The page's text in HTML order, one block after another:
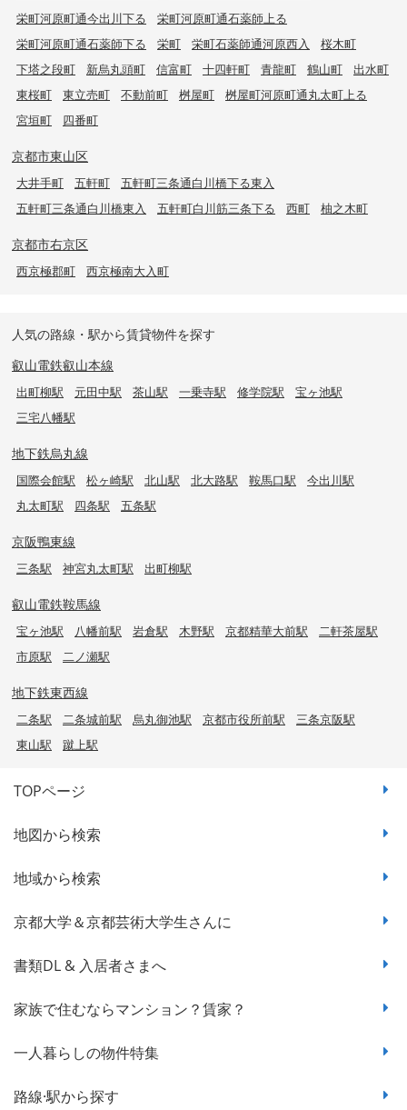
栄町河原町通今出川下る
栄町河原町通石薬師上る
栄町河原町通石薬師下る
栄町 栄町石薬師通河原西入
桜木町
下塔之段町
新烏丸頭町 信富町 十四軒町 青龍町 鶴山町
出水町
東桜町
東立売町 不動前町 桝屋町
桝屋町河原町通丸太町上る
宮垣町
四番町
京都市東山区
大井手町 五軒町
五軒町三条通白川橋下る東入
五軒町三条通白川橋東入
五軒町白川筋三条下る 西町 柚之木町
京都市右京区
西京極郡町 西京極南大入町
人気の路線・駅から賃貸物件を探す
叡山電鉄叡山本線
出町柳駅 元田中駅 茶山駅 一乗寺駅 修学院駅
宝ヶ池駅
三宅八幡駅
地下鉄烏丸線
国際会館駅 松ヶ崎駅 北山駅 北大路駅 鞍馬口駅
今出川駅
丸太町駅
四条駅 五条駅
京阪鴨東線
三条駅 神宮丸太町駅 出町柳駅
叡山電鉄鞍馬線
宝ヶ池駅 八幡前駅 岩倉駅 木野駅 京都精華大前駅
二軒茶屋駅
市原駅
二ノ瀬駅
地下鉄東西線
二条駅 二条城前駅 烏丸御池駅 京都市役所前駅
三条京阪駅
東山駅
蹴上駅
TOPページ
地図から検索
地域から検索
京都大学＆京都芸術大学生さんに
書類DL & 入居者さまへ
家族で住むならマンション？賃家？
一人暮らしの物件特集
路線·駅から探す